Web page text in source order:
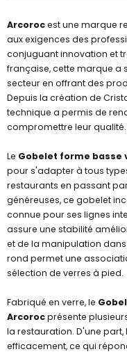
Arcorocest une marque
aux exigences des
conjuguant innovation et
française, cette marque a
secteur en offrant des
Depuis la création de
technique a permis de
compromettre leur qualité.
Le Gobelet forme basse
pour s'adapter à tous
restaurants en passant
généreuses, ce gobelet
connue pour ses lignes
assure une stabilité
et de la manipulation
rond permet une
sélection de verres à pied.
Fabriqué en verre, le
Arcorocprésente
la restauration. D'une
efficacement, ce qui